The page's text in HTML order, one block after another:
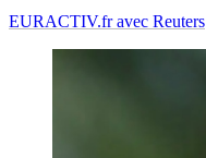
EURACTIV.fr avec Reuters